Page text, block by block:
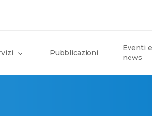
Pubblicazioni
Eventi e
news